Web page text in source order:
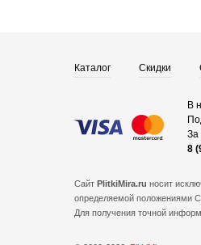
Каталог Скидки
В
За
8
Сайт PlitkiMira.ru носит
определяемой положениями
Для получения точной